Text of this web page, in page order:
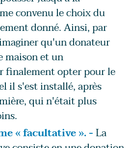
convenu le choix du
donné. Ainsi, par
qu'un donateur
maison et un
finalement opter pour le
il s'est installé, après
qui n'était plus
« facultative ». -La